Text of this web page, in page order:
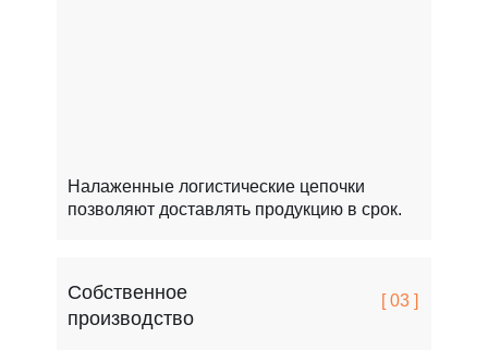
Собственное
производство
[ 03 ]
Налаженные логистические цепочки
позволяют доставлять продукцию в срок.